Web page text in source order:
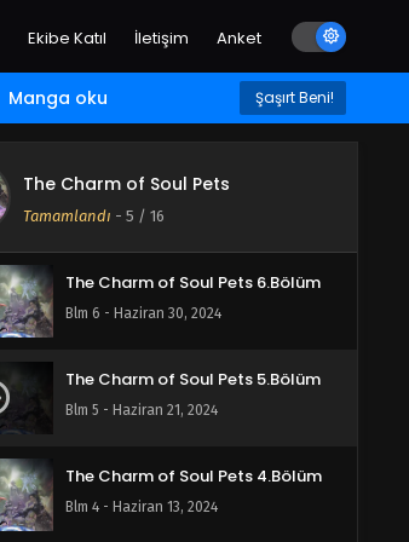
Ekibe Katıl İletişim Anket
Manga oku Şaşırt Beni!
The Charm of Soul Pets
Tamamlandı - 5 / 16
The Charm of Soul Pets 8.Bölüm
Blm 8 - Temmuz 16, 2024
The Charm of Soul Pets 7.Bölüm
Blm 7 - Temmuz 4, 2024
The Charm of Soul Pets 6.Bölüm
Blm 6 - Haziran 30, 2024
The Charm of Soul Pets 5.Bölüm
Blm 5 - Haziran 21, 2024
The Charm of Soul Pets 4.Bölüm
Blm 4 - Haziran 13, 2024